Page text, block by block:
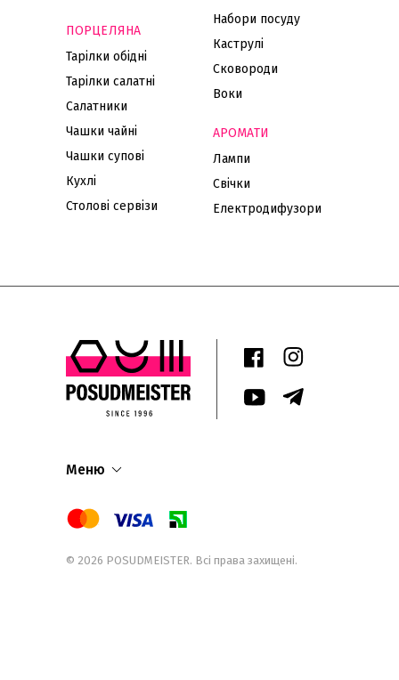
ПОРЦЕЛЯНА
Тарілки обідні
Тарілки салатні
Салатники
Чашки чайні
Чашки супові
Кухлі
Столові сервізи
Набори посуду
Каструлі
Сковороди
Воки
АРОМАТИ
Лампи
Свічки
Електродифузори
Меню
© 2026 POSUDMEISTER. Всі права захищені.